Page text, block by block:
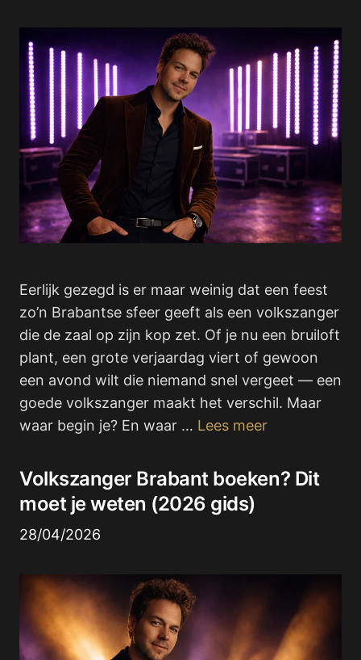
Eerlijk gezegd is er maar weinig dat een feest
zo’n Brabantse sfeer geeft als een volkszanger
die de zaal op zijn kop zet. Of je nu een bruiloft
plant, een grote verjaardag viert of gewoon
een avond wilt die niemand snel vergeet — een
goede volkszanger maakt het verschil. Maar
waar begin je? En waar … Lees meer
Volkszanger Brabant boeken? Dit
moet je weten (2026 gids)
28/04/2026